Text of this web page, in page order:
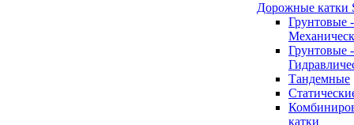
Дорожные катки
Грунтовые -
Грунтовые -
Тандемные
катки